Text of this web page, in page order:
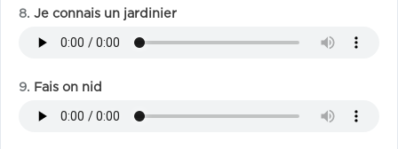
Je connais un jardinier
Fais on nid